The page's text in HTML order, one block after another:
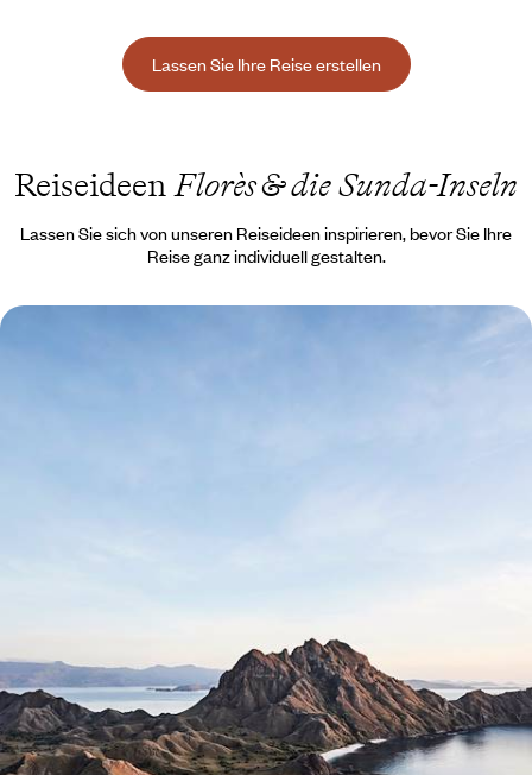
Lassen Sie Ihre Reise erstellen
ReiseideenFlorès & die Sunda-Inseln
Lassen Sie sich von unseren Reiseideen inspirieren, bevor Sie Ihre
Reise ganz individuell gestalten.
Java, Bali, Florès - Zu zweit durch Indonesien
Die Philosophie von
Voyageurs du Monde